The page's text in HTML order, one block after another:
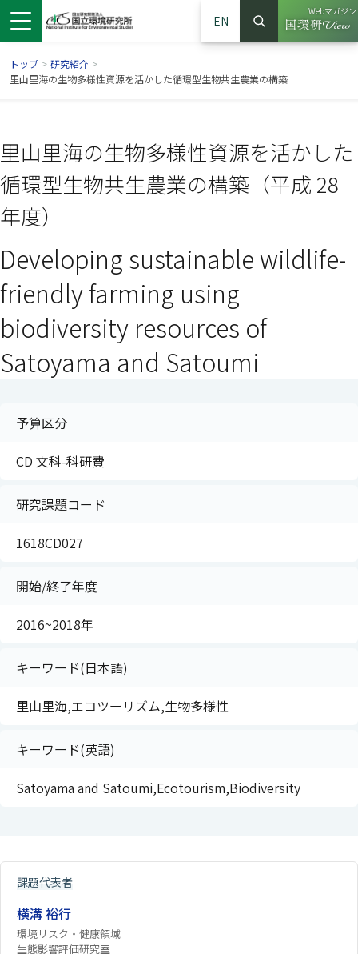
ウで開きます）
ンドウで開きます）
ウインドウで開きます）
EN
サイト内検索
検索
Webマガジン
（別ウイ
トップ > 研究紹介 >
里山里海の生物多様性資源を活かした循環型生物共生農業の構築
里山里海の生物多様性資源を活かした
循環型生物共生農業の構築（平成 28
年度）
Developing sustainable wildlife-
friendly farming using
biodiversity resources of
Satoyama and Satoumi
予算区分
CD 文科-科研費
研究課題コード
1618CD027
開始/終了年度
2016~2018年
キーワード(日本語)
里山里海,エコツーリズム,生物多様性
キーワード(英語)
Satoyama and Satoumi,Ecotourism,Biodiversity
課題代表者
横溝 裕行
環境リスク・健康領域
生態影響評価研究室